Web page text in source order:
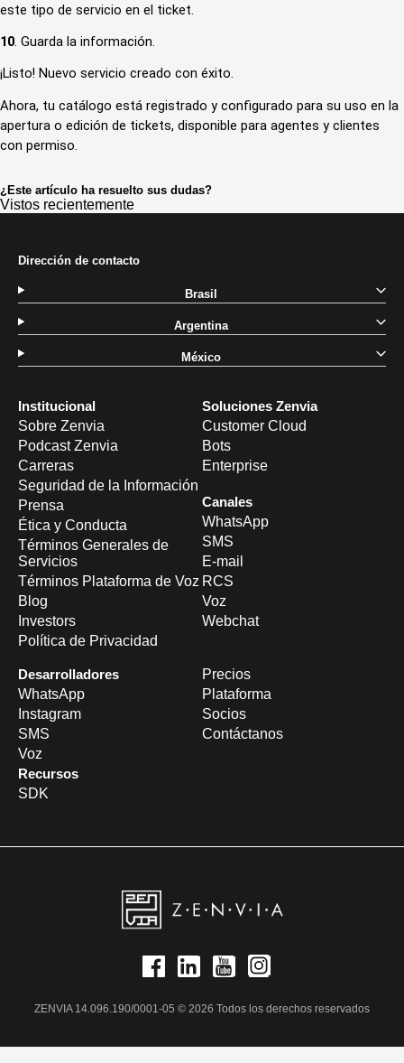
este tipo de servicio en el ticket.
10. Guarda la información.
¡Listo! Nuevo servicio creado con éxito.
Ahora, tu catálogo está registrado y configurado para su uso en la
apertura o edición de tickets, disponible para agentes y clientes
con permiso.
¿Este artículo ha resuelto sus dudas?
Vistos recientemente
Institucional
Sobre Zenvia
Podcast Zenvia
Carreras
Seguridad de la Información
Prensa
Ética y Conducta
Términos Generales de
Servicios
Términos Plataforma de Voz
Blog
Investors
Política de Privacidad
Soluciones Zenvia
Customer Cloud
Bots
Enterprise
Canales
WhatsApp
SMS
E-mail
RCS
Voz
Webchat
Desarrolladores
WhatsApp
Instagram
SMS
Voz
Recursos
SDK
Precios
Plataforma
Socios
Contáctanos
Dirección de contacto
Brasil
Argentina
México
ZENVIA 14.096.190/0001-05 © 2026 Todos los derechos reservados